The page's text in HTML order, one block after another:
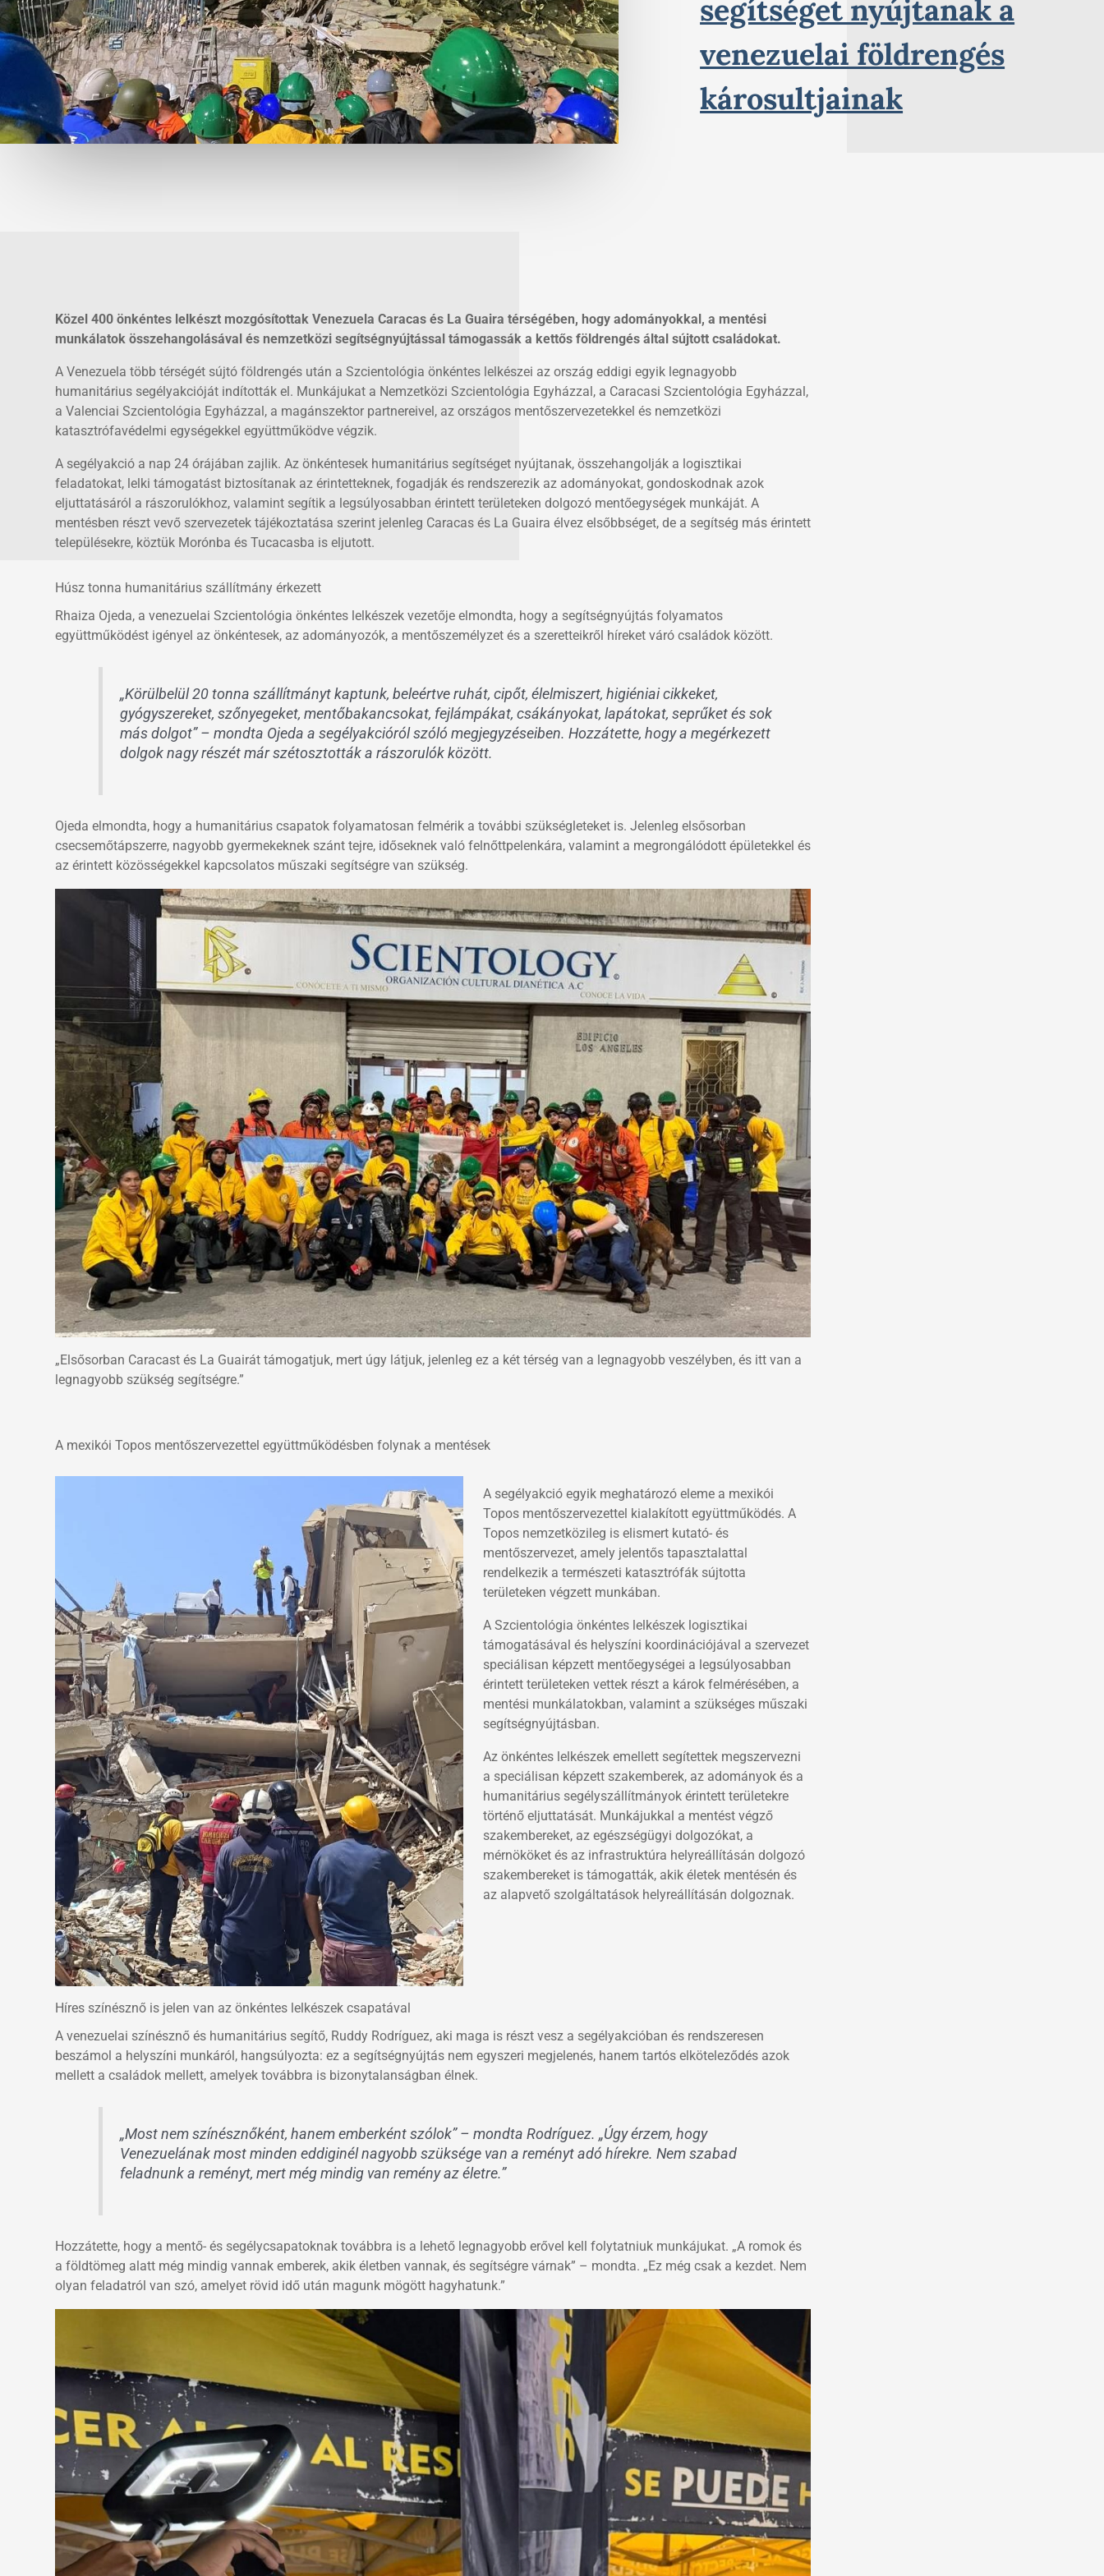
segítséget nyújtanak a
venezuelai földrengés
károsultjainak
Közel 400 önkéntes lelkészt mozgósítottak Venezuela Caracas és La Guaira térségében, hogy adományokkal, a mentési
munkálatok összehangolásával és nemzetközi segítségnyújtással támogassák a kettős földrengés által sújtott családokat.
A Venezuela több térségét sújtó földrengés után a Szcientológia önkéntes lelkészei az ország eddigi egyik legnagyobb
humanitárius segélyakcióját indították el. Munkájukat a Nemzetközi Szcientológia Egyházzal, a Caracasi Szcientológia Egyházzal,
a Valenciai Szcientológia Egyházzal, a magánszektor partnereivel, az országos mentőszervezetekkel és nemzetközi
katasztrófavédelmi egységekkel együttműködve végzik.
A segélyakció a nap 24 órájában zajlik. Az önkéntesek humanitárius segítséget nyújtanak, összehangolják a logisztikai
feladatokat, lelki támogatást biztosítanak az érintetteknek, fogadják és rendszerezik az adományokat, gondoskodnak azok
eljuttatásáról a rászorulókhoz, valamint segítik a legsúlyosabban érintett területeken dolgozó mentőegységek munkáját. A
mentésben részt vevő szervezetek tájékoztatása szerint jelenleg Caracas és La Guaira élvez elsőbbséget, de a segítség más érintett
településekre, köztük Morónba és Tucacasba is eljutott.
Húsz tonna humanitárius szállítmány érkezett
Rhaiza Ojeda, a venezuelai Szcientológia önkéntes lelkészek vezetője elmondta, hogy a segítségnyújtás folyamatos
együttműködést igényel az önkéntesek, az adományozók, a mentőszemélyzet és a szeretteikről híreket váró családok között.
„Körülbelül 20 tonna szállítmányt kaptunk, beleértve ruhát, cipőt, élelmiszert, higiéniai cikkeket,
gyógyszereket, szőnyegeket, mentőbakancsokat, fejlámpákat, csákányokat, lapátokat, seprűket és sok
más dolgot” – mondta Ojeda a segélyakcióról szóló megjegyzéseiben. Hozzátette, hogy a megérkezett
dolgok nagy részét már szétosztották a rászorulók között.
Ojeda elmondta, hogy a humanitárius csapatok folyamatosan felmérik a további szükségleteket is. Jelenleg elsősorban
csecsemőtápszerre, nagyobb gyermekeknek szánt tejre, időseknek való felnőttpelenkára, valamint a megrongálódott épületekkel és
az érintett közösségekkel kapcsolatos műszaki segítségre van szükség.
„Elsősorban Caracast és La Guairát támogatjuk, mert úgy látjuk, jelenleg ez a két térség van a legnagyobb veszélyben, és itt van a
legnagyobb szükség segítségre.”
A mexikói Topos mentőszervezettel együttműködésben folynak a mentések
A segélyakció egyik meghatározó eleme a mexikói
Topos mentőszervezettel kialakított együttműködés. A
Topos nemzetközileg is elismert kutató- és
mentőszervezet, amely jelentős tapasztalattal
rendelkezik a természeti katasztrófák sújtotta
területeken végzett munkában.
A Szcientológia önkéntes lelkészek logisztikai
támogatásával és helyszíni koordinációjával a szervezet
speciálisan képzett mentőegységei a legsúlyosabban
érintett területeken vettek részt a károk felmérésében, a
mentési munkálatokban, valamint a szükséges műszaki
segítségnyújtásban.
Az önkéntes lelkészek emellett segítettek megszervezni
a speciálisan képzett szakemberek, az adományok és a
humanitárius segélyszállítmányok érintett területekre
történő eljuttatását. Munkájukkal a mentést végző
szakembereket, az egészségügyi dolgozókat, a
mérnököket és az infrastruktúra helyreállításán dolgozó
szakembereket is támogatták, akik életek mentésén és
az alapvető szolgáltatások helyreállításán dolgoznak.
Híres színésznő is jelen van az önkéntes lelkészek csapatával
A venezuelai színésznő és humanitárius segítő, Ruddy Rodríguez, aki maga is részt vesz a segélyakcióban és rendszeresen
beszámol a helyszíni munkáról, hangsúlyozta: ez a segítségnyújtás nem egyszeri megjelenés, hanem tartós elköteleződés azok
mellett a családok mellett, amelyek továbbra is bizonytalanságban élnek.
„Most nem színésznőként, hanem emberként szólok” – mondta Rodríguez. „Úgy érzem, hogy
Venezuelának most minden eddiginél nagyobb szüksége van a reményt adó hírekre. Nem szabad
feladnunk a reményt, mert még mindig van remény az életre.”
Hozzátette, hogy a mentő- és segélycsapatoknak továbbra is a lehető legnagyobb erővel kell folytatniuk munkájukat. „A romok és
a földtömeg alatt még mindig vannak emberek, akik életben vannak, és segítségre várnak” – mondta. „Ez még csak a kezdet. Nem
olyan feladatról van szó, amelyet rövid idő után magunk mögött hagyhatunk.”